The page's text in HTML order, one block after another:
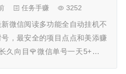
任务手赚 3252
新微信阅读多功能全自动挂机不
号，最安全的项目点点和美添赚
久向目🌹微信单号一天5+，多